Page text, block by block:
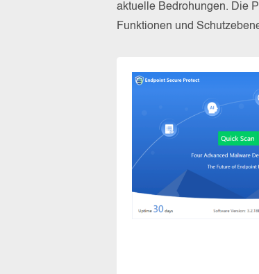
aktuelle Bedrohungen. Die
Funktionen und